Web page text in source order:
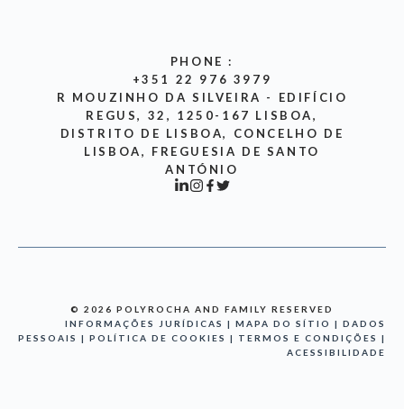
PHONE :
+351 22 976 3979
R MOUZINHO DA SILVEIRA - EDIFÍCIO
REGUS, 32, 1250-167 LISBOA,
DISTRITO DE LISBOA, CONCELHO DE
LISBOA, FREGUESIA DE SANTO
ANTÓNIO
© 2026 POLYROCHA AND FAMILY RESERVED
INFORMAÇÕES JURÍDICAS | MAPA DO SÍTIO | DADOS
PESSOAIS | POLÍTICA DE COOKIES | TERMOS E CONDIÇÕES |
ACESSIBILIDADE